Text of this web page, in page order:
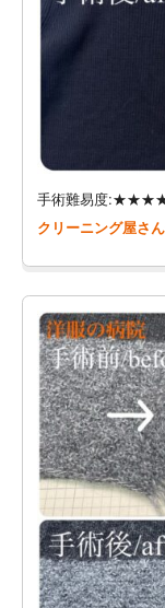
手術難易度
クリーニング屋さ